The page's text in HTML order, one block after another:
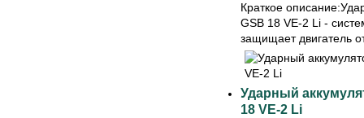
Краткое
GSB 18 VE-2 Li -
защищает двигатель
Ударный
18 VE-2 Li